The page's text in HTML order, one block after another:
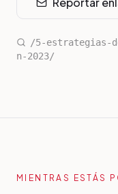
/5-estrategias-
n-2023/
MIENTRAS ESTÁS